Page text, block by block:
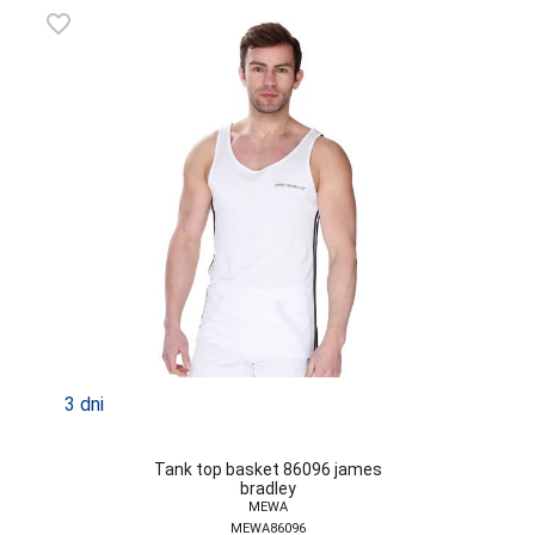
ATTRACTIVE
AURELLIE
AVA
BABELL
BABELLA
BAS BLEU
BE SNAZZY
BELLA SECRET
C3-SABANA
CANA
favorite_border
3 dni
Tank top basket 86096 james
bradley
MEWA
MEWA86096